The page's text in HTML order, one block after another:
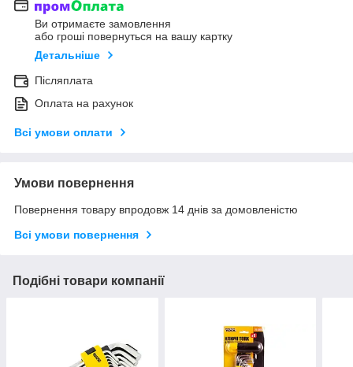
Ви отримаєте замовлення
або гроші повернуться на вашу картку
Детальніше
Післяплата
Оплата на рахунок
Всі умови оплати
Умови повернення
Повернення товару впродовж 14 днів за домовленістю
Всі умови повернення
Подібні товари компанії